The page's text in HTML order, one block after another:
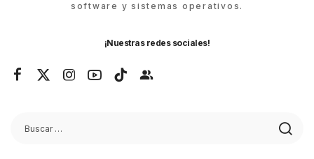
software y sistemas operativos.
¡Nuestras redes sociales!